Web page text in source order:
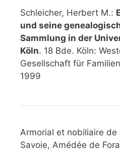
Schleicher, Herbert M.:
und seine
Sammlung in der
Köln. 18 Bde. Köln:
Gesellschaft für
1999
Armorial et nobiliaire de
Savoie, Amédée de